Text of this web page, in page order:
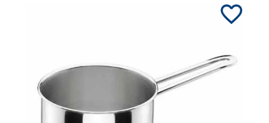
favorite_border